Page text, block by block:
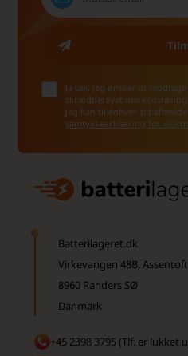
Ja tak, jeg ønsker at
skræddersyet
Jeg kan til enhver tid
samtykkeerklæring for
Batterilageret.dk
Virkevangen 48B, Assentoft
8960 Randers SØ
Danmark
+45 2398 3795 (Tlf. er lukket